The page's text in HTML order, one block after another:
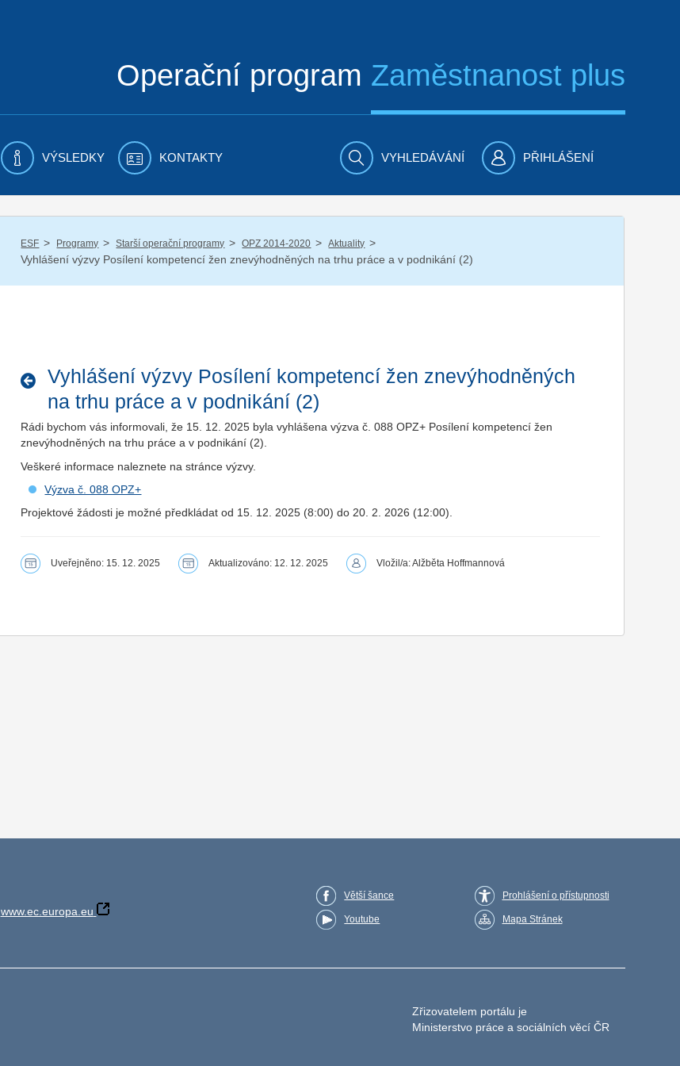
Operační program Zaměstnanost plus
VÝSLEDKY KONTAKTY VYHLEDÁVÁNÍ PŘIHLÁŠENÍ
ESF / Programy / Starší operační programy / OPZ 2014-2020 / Aktuality /
Vyhlášení výzvy Posílení kompetencí žen znevýhodněných na trhu práce a v podnikání (2)
Vyhlášení výzvy Posílení kompetencí žen znevýhodněných
na trhu práce a v podnikání (2)
Rádi bychom vás informovali, že 15. 12. 2025 byla vyhlášena výzva č. 088 OPZ+ Posílení kompetencí žen
znevýhodněných na trhu práce a v podnikání (2).
Veškeré informace naleznete na stránce výzvy.
Výzva č. 088 OPZ+
Projektové žádosti je možné předkládat od 15. 12. 2025 (8:00) do 20. 2. 2026 (12:00).
Uveřejněno: 15. 12. 2025 Aktualizováno: 12. 12. 2025 Vložil/a: Alžběta Hoffmannová
www.ec.europa.eu
Větší šance
Youtube
Prohlášení o přístupnosti
Mapa Stránek
Zřizovatelem portálu je
Ministerstvo práce a sociálních věcí ČR